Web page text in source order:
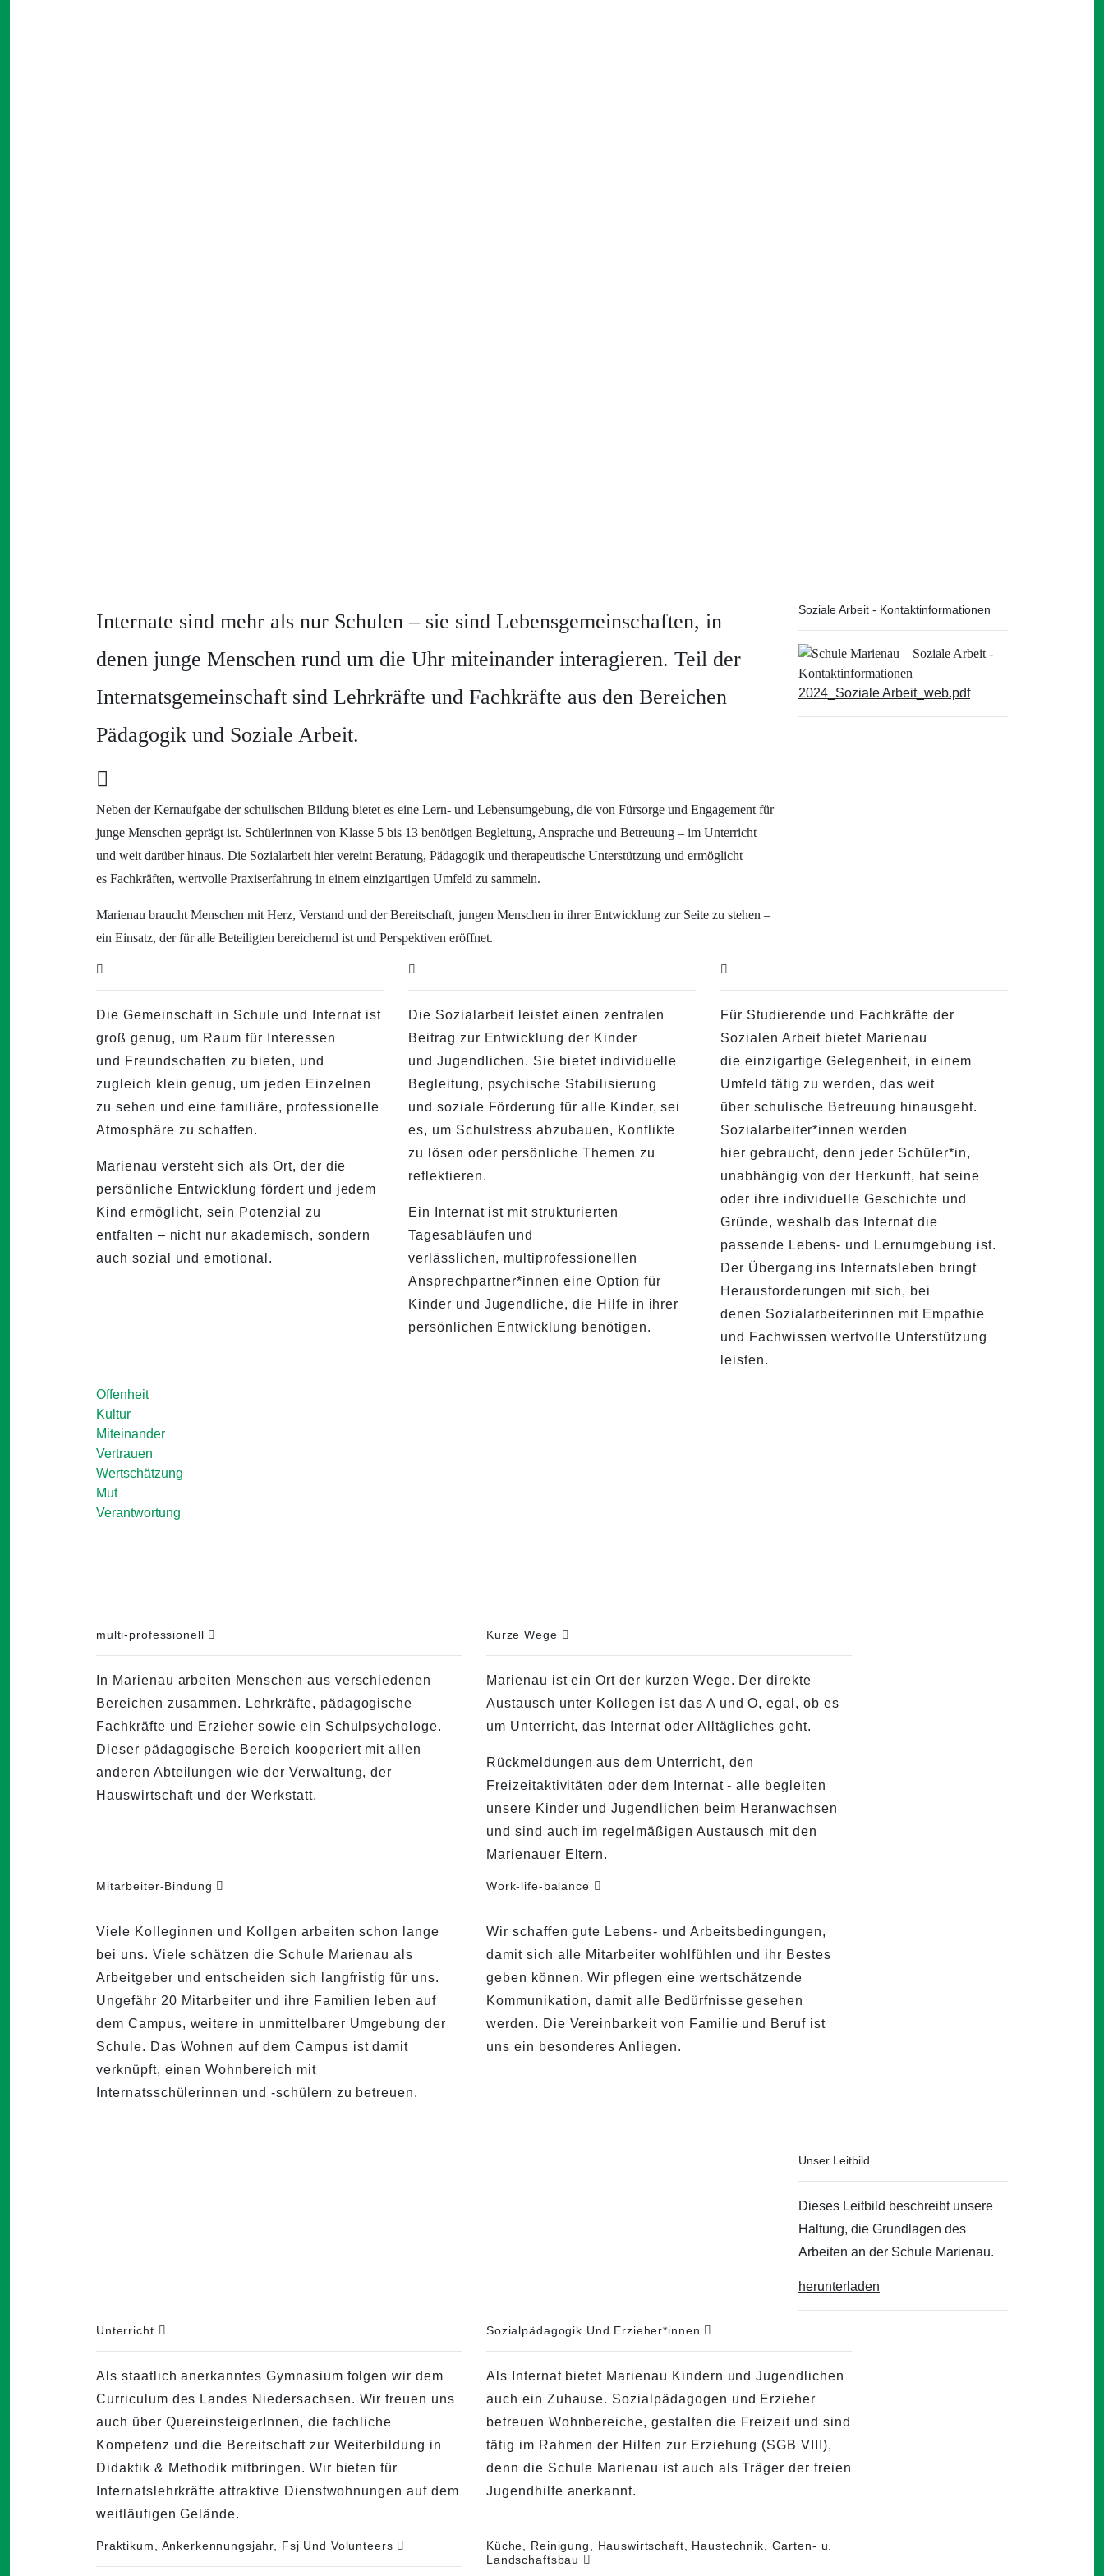
Internate sind mehr als nur Schulen – sie sind Lebensgemeinschaften, in
denen junge Menschen rund um die Uhr miteinander interagieren. Teil der
Internatsgemeinschaft sind Lehrkräfte und Fachkräfte aus den Bereichen
Pädagogik und Soziale Arbeit.
Neben der Kernaufgabe der schulischen Bildung bietet es eine Lern- und Lebensumgebung, die von Fürsorge und Engagement für
junge Menschen geprägt ist. Schülerinnen von Klasse 5 bis 13 benötigen Begleitung, Ansprache und Betreuung – im Unterricht
und weit darüber hinaus. Die Sozialarbeit hier vereint Beratung, Pädagogik und therapeutische Unterstützung und ermöglicht
es Fachkräften, wertvolle Praxiserfahrung in einem einzigartigen Umfeld zu sammeln.
Marienau braucht Menschen mit Herz, Verstand und der Bereitschaft, jungen Menschen in ihrer Entwicklung zur Seite zu stehen –
ein Einsatz, der für alle Beteiligten bereichernd ist und Perspektiven eröffnet.
Soziale Arbeit - Kontaktinformationen
2024_Soziale Arbeit_web.pdf
Die Gemeinschaft in Schule und Internat ist
groß genug, um Raum für Interessen
und Freundschaften zu bieten, und
zugleich klein genug, um jeden Einzelnen
zu sehen und eine familiäre, professionelle
Atmosphäre zu schaffen.
Marienau versteht sich als Ort, der die
persönliche Entwicklung fördert und jedem
Kind ermöglicht, sein Potenzial zu
entfalten – nicht nur akademisch, sondern
auch sozial und emotional.
Die Sozialarbeit leistet einen zentralen
Beitrag zur Entwicklung der Kinder
und Jugendlichen. Sie bietet individuelle
Begleitung, psychische Stabilisierung
und soziale Förderung für alle Kinder, sei
es, um Schulstress abzubauen, Konflikte
zu lösen oder persönliche Themen zu
reflektieren.
Ein Internat ist mit strukturierten
Tagesabläufen und
verlässlichen, multiprofessionellen
Ansprechpartner*innen eine Option für
Kinder und Jugendliche, die Hilfe in ihrer
persönlichen Entwicklung benötigen.
Für Studierende und Fachkräfte der
Sozialen Arbeit bietet Marienau
die einzigartige Gelegenheit, in einem
Umfeld tätig zu werden, das weit
über schulische Betreuung hinausgeht.
Sozialarbeiter*innen werden
hier gebraucht, denn jeder Schüler*in,
unabhängig von der Herkunft, hat seine
oder ihre individuelle Geschichte und
Gründe, weshalb das Internat die
passende Lebens- und Lernumgebung ist.
Der Übergang ins Internatsleben bringt
Herausforderungen mit sich, bei
denen Sozialarbeiterinnen mit Empathie
und Fachwissen wertvolle Unterstützung
leisten.
Offenheit
Kultur
Miteinander
Vertrauen
Wertschätzung
Mut
Verantwortung
multi-professionell
In Marienau arbeiten Menschen aus verschiedenen
Bereichen zusammen. Lehrkräfte, pädagogische
Fachkräfte und Erzieher sowie ein Schulpsychologe.
Dieser pädagogische Bereich kooperiert mit allen
anderen Abteilungen wie der Verwaltung, der
Hauswirtschaft und der Werkstatt.
Kurze Wege
Marienau ist ein Ort der kurzen Wege. Der direkte
Austausch unter Kollegen ist das A und O, egal, ob es
um Unterricht, das Internat oder Alltägliches geht.
Rückmeldungen aus dem Unterricht, den
Freizeitaktivitäten oder dem Internat - alle begleiten
unsere Kinder und Jugendlichen beim Heranwachsen
und sind auch im regelmäßigen Austausch mit den
Marienauer Eltern.
Mitarbeiter-Bindung
Viele Kolleginnen und Kollgen arbeiten schon lange
bei uns. Viele schätzen die Schule Marienau als
Arbeitgeber und entscheiden sich langfristig für uns.
Ungefähr 20 Mitarbeiter und ihre Familien leben auf
dem Campus, weitere in unmittelbarer Umgebung der
Schule. Das Wohnen auf dem Campus ist damit
verknüpft, einen Wohnbereich mit
Internatsschülerinnen und -schülern zu betreuen.
Work-life-balance
Wir schaffen gute Lebens- und Arbeitsbedingungen,
damit sich alle Mitarbeiter wohlfühlen und ihr Bestes
geben können. Wir pflegen eine wertschätzende
Kommunikation, damit alle Bedürfnisse gesehen
werden. Die Vereinbarkeit von Familie und Beruf ist
uns ein besonderes Anliegen.
Unser Leitbild
Dieses Leitbild beschreibt unsere
Haltung, die Grundlagen des
Arbeiten an der Schule Marienau.
herunterladen
Unterricht
Als staatlich anerkanntes Gymnasium folgen wir dem
Curriculum des Landes Niedersachsen. Wir freuen uns
auch über QuereinsteigerInnen, die fachliche
Kompetenz und die Bereitschaft zur Weiterbildung in
Didaktik & Methodik mitbringen. Wir bieten für
Internatslehrkräfte attraktive Dienstwohnungen auf dem
weitläufigen Gelände.
Sozialpädagogik Und Erzieher*innen
Als Internat bietet Marienau Kindern und Jugendlichen
auch ein Zuhause. Sozialpädagogen und Erzieher
betreuen Wohnbereiche, gestalten die Freizeit und sind
tätig im Rahmen der Hilfen zur Erziehung (SGB VIII),
denn die Schule Marienau ist auch als Träger der freien
Jugendhilfe anerkannt.
Praktikum, Ankerkennungsjahr, Fsj Und Volunteers
Küche, Reinigung, Hauswirtschaft, Haustechnik, Garten- u.
Landschaftsbau